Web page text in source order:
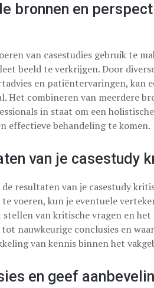
bronnen en
van casestudies gebruik te
beeld te verkrijgen. Door
en patiëntervaringen, kan
Het combineren van meerdere
in staat om een
effectieve behandeling te komen.
van je casestudy
resultaten van je casestudy
voeren, kun je eventuele
van kritische vragen en het
nauwkeurige conclusies en
van kennis binnen het
en geef